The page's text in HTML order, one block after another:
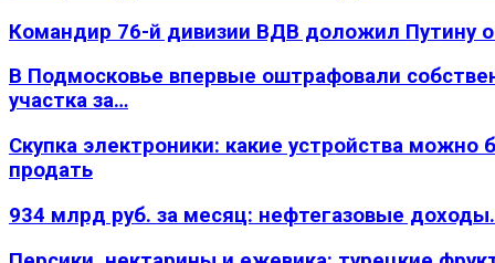
Командир 76-й дивизии ВДВ доложил Путину
В Подмосковье впервые оштрафовали
участка за…
Скупка электроники: какие устройства можно
продать
934 млрд руб. за месяц: нефтегазовые